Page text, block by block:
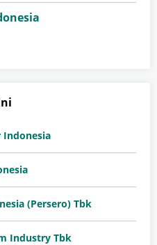
Indonesia
(Persero) Tbk
Industry Tbk